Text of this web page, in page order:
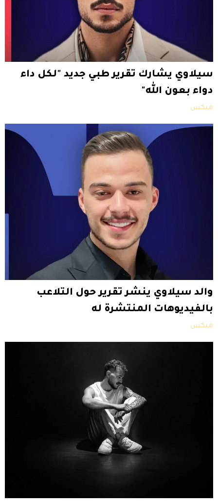
سيلاوي يشارك تقرير طبي جديد "لكل داء
دواء بعون الله"
ميكس
والد سيلاوي ينشر تقرير حول التلاعب
بالفيديوهات المنتشرة له
ميكس